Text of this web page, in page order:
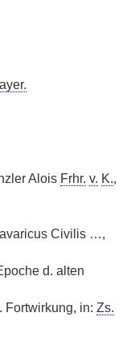
Alois Frhr. v. K.,
Civilis …,
d. alten
Fortwirkung, in: Zs.